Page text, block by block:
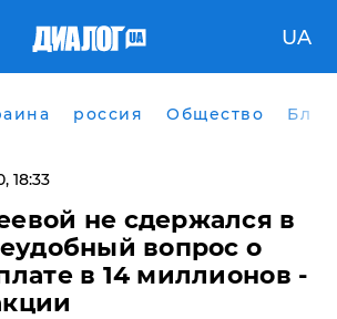
UA
россия Общество
18:33
не сдержался в
вопрос о
в 14 миллионов -